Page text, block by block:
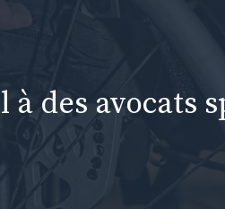
à des avocats